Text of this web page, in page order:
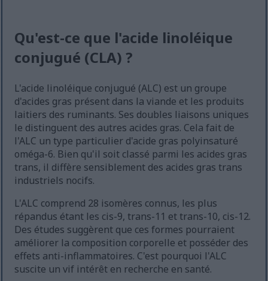
Qu'est-ce que l'acide linoléique
conjugué (CLA) ?
L'acide linoléique conjugué (ALC) est un groupe
d'acides gras présent dans la viande et les produits
laitiers des ruminants. Ses doubles liaisons uniques
le distinguent des autres acides gras. Cela fait de
l'ALC un type particulier d'acide gras polyinsaturé
oméga-6. Bien qu'il soit classé parmi les acides gras
trans, il diffère sensiblement des acides gras trans
industriels nocifs.
L'ALC comprend 28 isomères connus, les plus
répandus étant les cis-9, trans-11 et trans-10, cis-12.
Des études suggèrent que ces formes pourraient
améliorer la composition corporelle et posséder des
effets anti-inflammatoires. C'est pourquoi l'ALC
suscite un vif intérêt en recherche en santé.